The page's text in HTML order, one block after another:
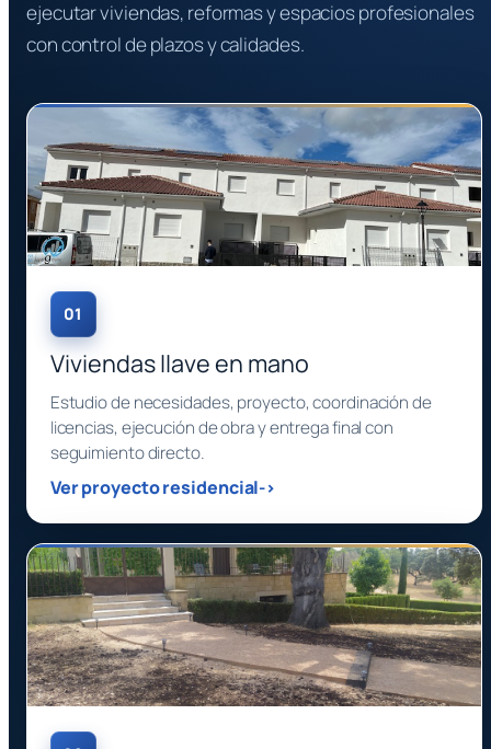
ejecutar viviendas, reformas y espacios profesionales
con control de plazos y calidades.
01
Viviendas llave en mano
Estudio de necesidades, proyecto, coordinación de
licencias, ejecución de obra y entrega final con
seguimiento directo.
Ver proyecto residencial